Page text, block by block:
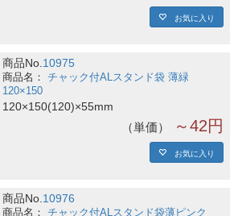
お気に入り
商品No. 10975
チャック付ALスタンド袋 薄緑
120×150
120×150(120)×55mm
単価 ～42円
お気に入り
商品No. 10976
チャック付ALスタンド袋薄ピンク